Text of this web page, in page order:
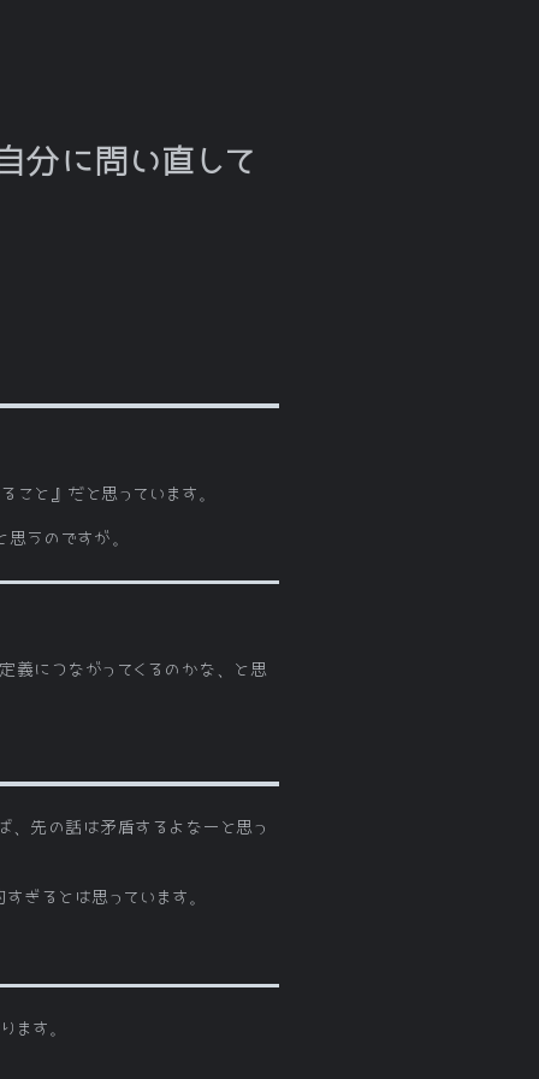
分に問い直して
と』だと思っています。
うのですが。
義につながってくるのかな、と思
、先の話は矛盾するよなーと思っ
ぎるとは思っています。
ます。